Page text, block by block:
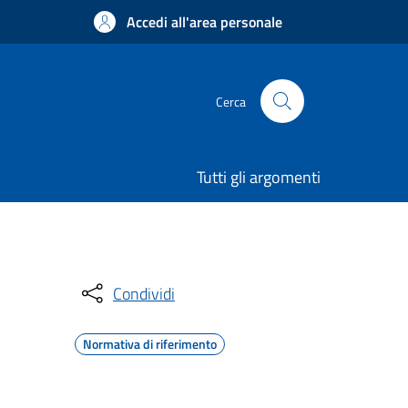
Accedi all'area personale
Cerca
Tutti gli argomenti
Condividi
Normativa di riferimento